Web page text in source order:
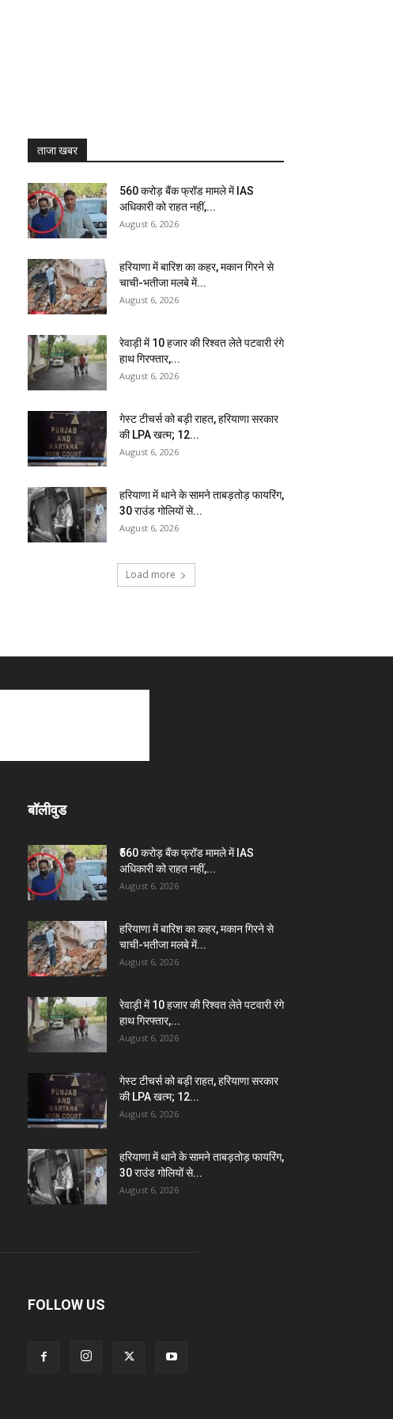
ताजा खबर
₹560 करोड़ बैंक फ्रॉड मामले में IAS
अधिकारी को राहत नहीं,...
August 6, 2026
हरियाणा में बारिश का कहर, मकान गिरने से
चाची-भतीजा मलबे में...
August 6, 2026
रेवाड़ी में 10 हजार की रिश्वत लेते पटवारी रंगे
हाथ गिरफ्तार,...
August 6, 2026
गेस्ट टीचर्स को बड़ी राहत, हरियाणा सरकार
की LPA खत्म; 12...
August 6, 2026
हरियाणा में थाने के सामने ताबड़तोड़ फायरिंग,
30 राउंड गोलियों से...
August 6, 2026
Load more
बॉलीवुड
₹560 करोड़ बैंक फ्रॉड मामले में IAS
अधिकारी को राहत नहीं,...
August 6, 2026
हरियाणा में बारिश का कहर, मकान गिरने से
चाची-भतीजा मलबे में...
August 6, 2026
रेवाड़ी में 10 हजार की रिश्वत लेते पटवारी रंगे
हाथ गिरफ्तार,...
August 6, 2026
गेस्ट टीचर्स को बड़ी राहत, हरियाणा सरकार
की LPA खत्म; 12...
August 6, 2026
हरियाणा में थाने के सामने ताबड़तोड़ फायरिंग,
30 राउंड गोलियों से...
August 6, 2026
FOLLOW US